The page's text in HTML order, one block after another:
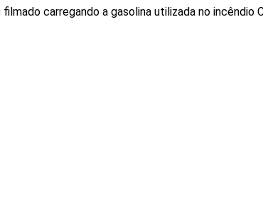
carregando a gasolina utilizada no incêndio